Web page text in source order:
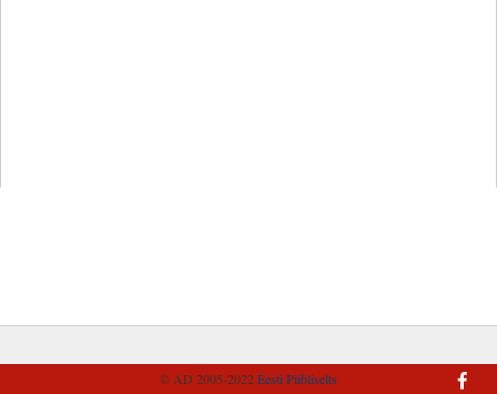
© AD 2005-2022Eesti Piibliselts